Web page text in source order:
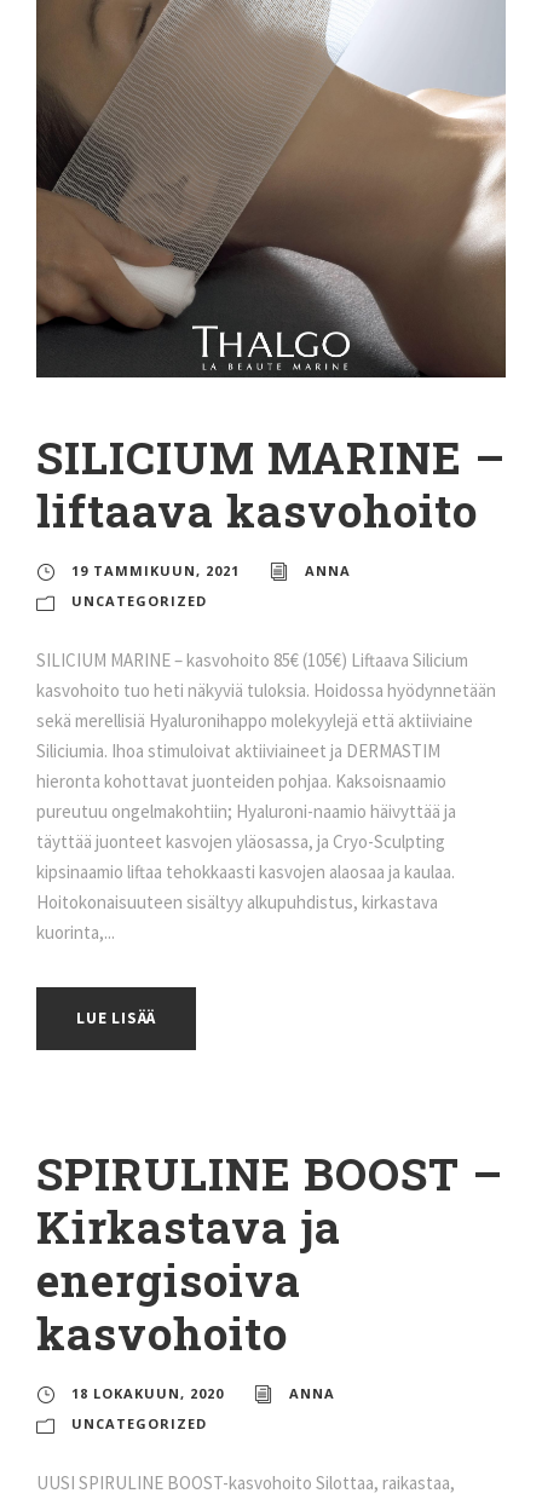
SILICIUM MARINE –
liftaava kasvohoito
19 TAMMIKUUN, 2021
ANNA
UNCATEGORIZED
SILICIUM MARINE – kasvohoito 85€ (105€) Liftaava Silicium
kasvohoito tuo heti näkyviä tuloksia. Hoidossa hyödynnetään
sekä merellisiä Hyaluronihappo molekyylejä että aktiiviaine
Siliciumia. Ihoa stimuloivat aktiiviaineet ja DERMASTIM
hieronta kohottavat juonteiden pohjaa. Kaksoisnaamio
pureutuu ongelmakohtiin; Hyaluroni-naamio häivyttää ja
täyttää juonteet kasvojen yläosassa, ja Cryo-Sculpting
kipsinaamio liftaa tehokkaasti kasvojen alaosaa ja kaulaa.
Hoitokonaisuuteen sisältyy alkupuhdistus, kirkastava
kuorinta,...
LUE LISÄÄ
SPIRULINE BOOST –
Kirkastava ja
energisoiva
kasvohoito
18 LOKAKUUN, 2020
ANNA
UNCATEGORIZED
UUSI SPIRULINE BOOST-kasvohoito Silottaa, raikastaa,